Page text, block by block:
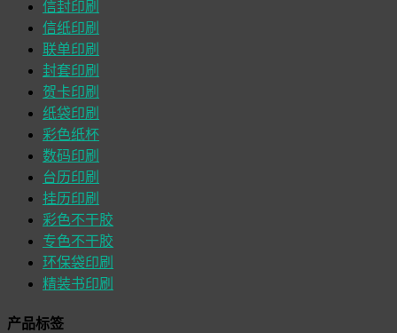
信封印刷
信纸印刷
联单印刷
封套印刷
贺卡印刷
纸袋印刷
彩色纸杯
数码印刷
台历印刷
挂历印刷
彩色不干胶
专色不干胶
环保袋印刷
精装书印刷
产品标签